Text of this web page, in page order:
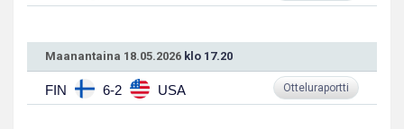
Maanantaina 18.05.2026 klo 17.20
FIN 6-2 USA Otteluraportti